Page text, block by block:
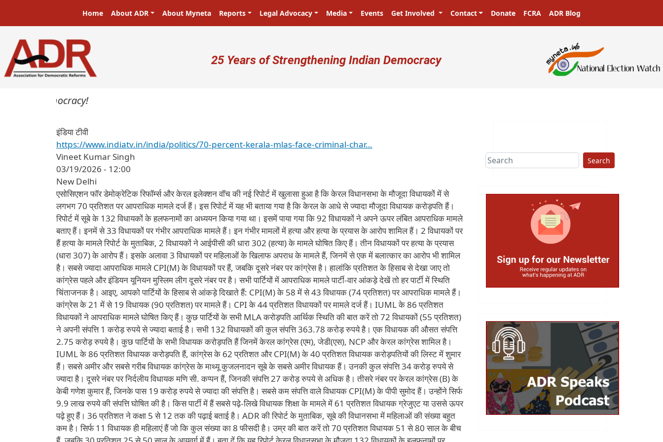
Main navigation
Home About ADR About Myneta Reports Legal Advocacy Media Events Get Involved Contact Donate FCRA ADR Blog
User account menu
25 Years of Strengthening Indian Democracy
in a democracy!
इंडिया टीवी
https://www.indiatv.in/india/politics/70-percent-kerala-mlas-face-criminal-char…
Vineet Kumar Singh
03/19/2026 - 12:00
New Delhi
एसोसिएशन फॉर डेमोक्रेटिक रिफॉर्म्स और केरल इलेक्शन वॉच की नई रिपोर्ट में खुलासा हुआ है कि केरल विधानसभा के मौजूदा विधायकों में से
लगभग 70 प्रतिशत पर आपराधिक मामले दर्ज हैं। इस रिपोर्ट में यह भी बताया गया है कि केरल के आधे से ज्यादा मौजूदा विधायक करोड़पति हैं।
रिपोर्ट में सूबे के 132 विधायकों के हलफनामों का अध्ययन किया गया था। इसमें पाया गया कि 92 विधायकों ने अपने ऊपर लंबित आपराधिक मामले
बताए हैं। इनमें से 33 विधायकों पर गंभीर आपराधिक मामले हैं। इन गंभीर मामलों में हत्या और हत्या के प्रयास के आरोप शामिल हैं। 2 विधायकों पर
हैं हत्या के मामले रिपोर्ट के मुताबिक, 2 विधायकों ने आईपीसी की धारा 302 (हत्या) के मामले घोषित किए हैं। तीन विधायकों पर हत्या के प्रयास
(धारा 307) के आरोप हैं। इसके अलावा 3 विधायकों पर महिलाओं के खिलाफ अपराध के मामले हैं, जिनमें से एक में बलात्कार का आरोप भी शामिल
है। सबसे ज्यादा आपराधिक मामले CPI(M) के विधायकों पर हैं, जबकि दूसरे नंबर पर कांग्रेस है। हालांकि प्रतिशत के हिसाब से देखा जाए तो
कांग्रेस पहले और इंडियन यूनियन मुस्लिम लीग दूसरे नंबर पर है। सभी पार्टियों में आपराधिक मामले पार्टी-वार आंकड़े देखें तो हर पार्टी में स्थिति
चिंताजनक है। आइए, आपको पार्टियों के हिसाब से आंकड़े दिखाते हैं: CPI(M) के 58 में से 43 विधायक (74 प्रतिशत) पर आपराधिक मामले हैं।
कांग्रेस के 21 में से 19 विधायक (90 प्रतिशत) पर मामले हैं। CPI के 44 प्रतिशत विधायकों पर मामले दर्ज हैं। IUML के 86 प्रतिशत
विधायकों ने आपराधिक मामले घोषित किए हैं। कुछ पार्टियों के सभी MLA करोड़पति आर्थिक स्थिति की बात करें तो 72 विधायकों (55 प्रतिशत)
ने अपनी संपत्ति 1 करोड़ रुपये से ज्यादा बताई है। सभी 132 विधायकों की कुल संपत्ति 363.78 करोड़ रुपये है। एक विधायक की औसत संपत्ति
2.75 करोड़ रुपये है। कुछ पार्टियों के सभी विधायक करोड़पति हैं जिनमें केरल कांग्रेस (एम), जेडी(एस), NCP और केरल कांग्रेस शामिल है।
IUML के 86 प्रतिशत विधायक करोड़पति हैं, कांग्रेस के 62 प्रतिशत और CPI(M) के 40 प्रतिशत विधायक करोड़पतियों की लिस्ट में शुमार
हैं। सबसे अमीर और सबसे गरीब विधायक कांग्रेस के माथ्यू कुजलनादन सूबे के सबसे अमीर विधायक हैं। उनकी कुल संपत्ति 34 करोड़ रुपये से
ज्यादा है। दूसरे नंबर पर निर्दलीय विधायक मणि सी. कप्पन हैं, जिनकी संपत्ति 27 करोड़ रुपये से अधिक है। तीसरे नंबर पर केरल कांग्रेस (B) के
केबी गणेश कुमार हैं, जिनके पास 19 करोड़ रुपये से ज्यादा की संपत्ति है। सबसे कम संपत्ति वाले विधायक CPI(M) के पीपी सुमोद हैं। उन्होंने सिर्फ
9.9 लाख रुपये की संपत्ति घोषित की है। किस पार्टी में हैं सबसे पढ़े-लिखे विधायक शिक्षा के मामले में 61 प्रतिशत विधायक ग्रेजुएट या उससे ऊपर
पढ़े हुए हैं। 36 प्रतिशत ने कक्षा 5 से 12 तक की पढ़ाई बताई है। ADR की रिपोर्ट के मुताबिक, सूबे की विधानसभा में महिलाओं की संख्या बहुत
कम है। सिर्फ 11 विधायक ही महिलाएं हैं जो कि कुल संख्या का 8 फीसदी है। उम्र की बात करें तो 70 प्रतिशत विधायक 51 से 80 साल के बीच
Search